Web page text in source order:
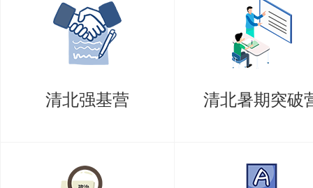
清北强基营 清北暑期突破